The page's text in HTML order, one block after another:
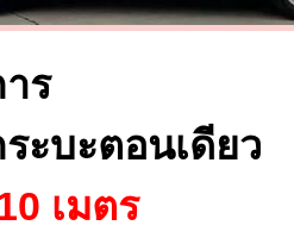
ร
ะบะตอนเดียว
เมตร